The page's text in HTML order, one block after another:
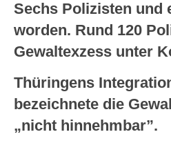
Sechs Polizisten und
worden. Rund 120
Gewaltexzess unter
Thüringens
bezeichnete die
„nicht hinnehmbar”.